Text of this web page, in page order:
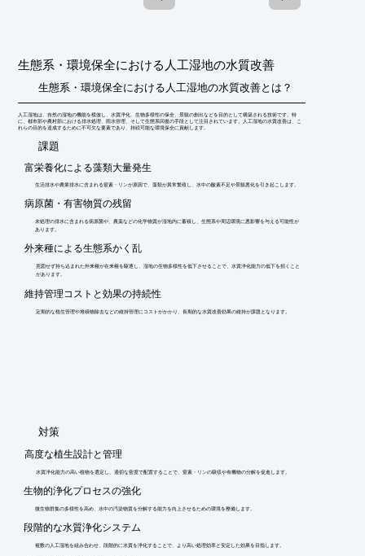
生態系・環境保全における人工湿地の水質改善
生態系・環境保全における人工湿地の水質改善とは？
人工湿地は、自然の湿地の機能を模倣し、水質浄化、生物多様性の保全、景観の創出などを目的として構築される技術です。特
に、都市部や農村部における排水処理、雨水管理、そして生態系回復の手段として注目されています。人工湿地の水質改善は、こ
れらの目的を達成するために不可欠な要素であり、持続可能な環境保全に貢献します。
​課題
富栄養化による藻類大量発生
生活排水や農業排水に含まれる窒素・リンが原因で、藻類が異常繁殖し、水中の酸素不足や景観悪化を引き起こします。
病原菌・有害物質の残留
未処理の排水に含まれる病原菌や、農薬などの化学物質が湿地内に蓄積し、生態系や周辺環境に悪影響を与える可能性が
あります。
外来種による生態系かく乱
意図せず持ち込まれた外来種が在来種を駆逐し、湿地の生物多様性を低下させることで、水質浄化能力の低下を招くこと
があります。
維持管理コストと効果の持続性
定期的な植生管理や堆積物除去などの維持管理にコストがかかり、長期的な水質改善効果の維持が課題となります。
​対策
高度な植生設計と管理
水質浄化能力の高い植物を選定し、適切な密度で配置することで、窒素・リンの吸収や有機物の分解を促進します。
生物的浄化プロセスの強化
微生物群集の多様性を高め、水中の汚染物質を分解する能力を向上させるための環境を整備します。
段階的な水質浄化システム
複数の人工湿地を組み合わせ、段階的に水質を浄化することで、より高い処理効率と安定した効果を目指します。